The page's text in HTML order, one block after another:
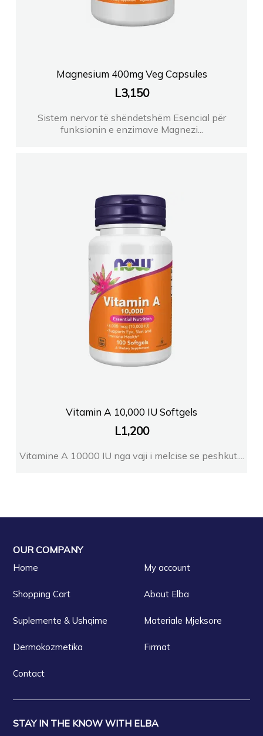
Magnesium 400mg Veg Capsules
L3,150
Sistem nervor të shëndetshëm Esencial për
funksionin e enzimave Magnezi...
Vitamin A 10,000 IU Softgels
L1,200
Vitamine A 10000 IU nga vaji i melcise se peshkut....
OUR COMPANY
Home My account
Shopping Cart About Elba
Suplemente & Ushqime Materiale Mjeksore
Dermokozmetika Firmat
Contact
STAY IN THE KNOW WITH ELBA